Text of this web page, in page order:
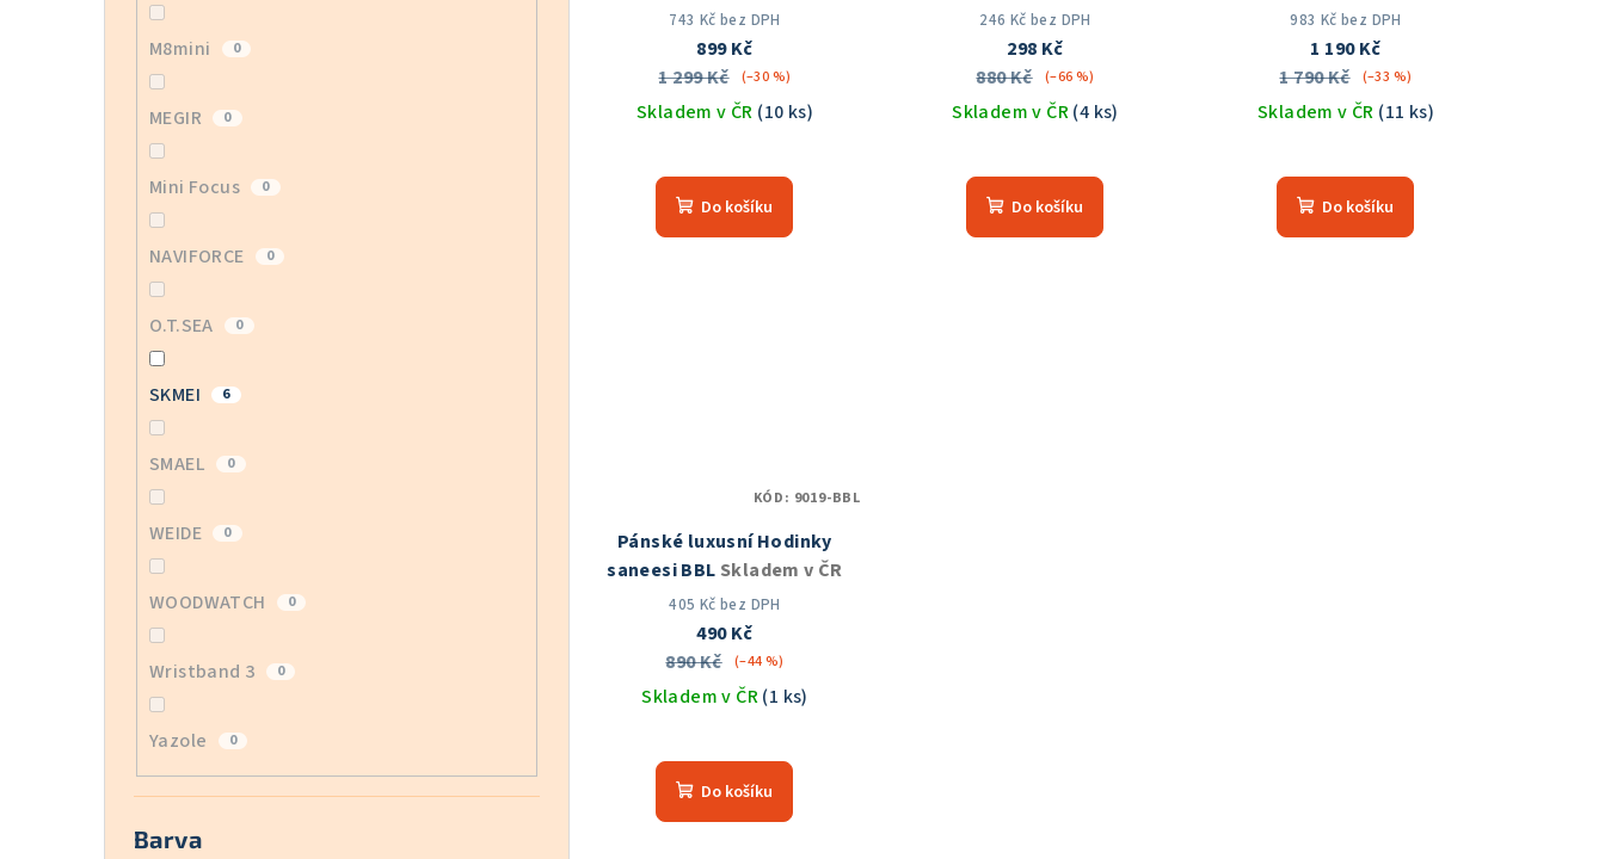
M8mini 0
MEGIR 0
Mini Focus 0
NAVIFORCE 0
O.T.SEA 0
SKMEI 6
SMAEL 0
WEIDE 0
WOODWATCH 0
Wristband 3 0
Yazole 0
Barva
743 Kč bez DPH
899 Kč
1 299 Kč
(–30 %)
Skladem v ČR (10 ks)
hodnocení
produktu
je
Do košíku
246 Kč bez DPH
298 Kč
880 Kč
(–66 %)
Skladem v ČR(4 ks)
hodnocení
produktu
je
Do košíku
983 Kč bez DPH
1 190 Kč
1 790 Kč
(–33 %)
Skladem v ČR (11 ks)
hodnocení
produktu
je
Do košíku
Pánské luxusní Hodinky
saneesi BBL Skladem v ČR
405 Kč bez DPH
490 Kč
890 Kč
(–44 %)
Skladem v ČR(1 ks)
hodnocení
produktu
je
Do košíku
KÓD: 9019-BBL